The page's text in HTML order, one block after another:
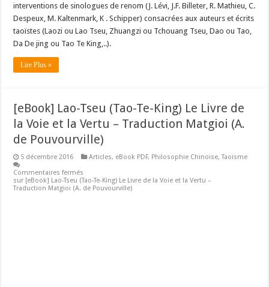
interventions de sinologues de renom (J. Lévi, J.F. Billeter, R. Mathieu, C.
Despeux, M. Kaltenmark, K . Schipper) consacrées aux auteurs et écrits
taoïstes (Laozi ou Lao Tseu, Zhuangzi ou Tchouang Tseu, Dao ou Tao,
Da De jing ou Tao Te King,..).
Lire Plus »
[eBook] Lao-Tseu (Tao-Te-King) Le Livre de
la Voie et la Vertu – Traduction Matgioi (A.
de Pouvourville)
5 décembre 2016 Articles, eBook PDF, Philosophie Chinoise,Taoisme
Commentaires fermés
sur [eBook] Lao-Tseu (Tao-Te-King) Le Livre de la Voie et la Vertu –
Traduction Matgioi (A. de Pouvourville)